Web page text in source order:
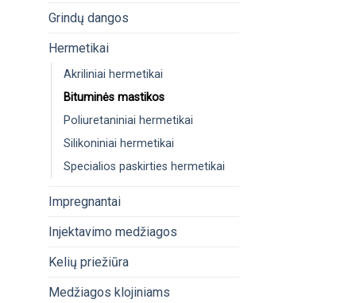
Grindų dangos
Hermetikai
Akriliniai hermetikai
Bituminės mastikos
Poliuretaniniai hermetikai
Silikoniniai hermetikai
Specialios paskirties hermetikai
Impregnantai
Injektavimo medžiagos
Kelių priežiūra
Medžiagos klojiniams